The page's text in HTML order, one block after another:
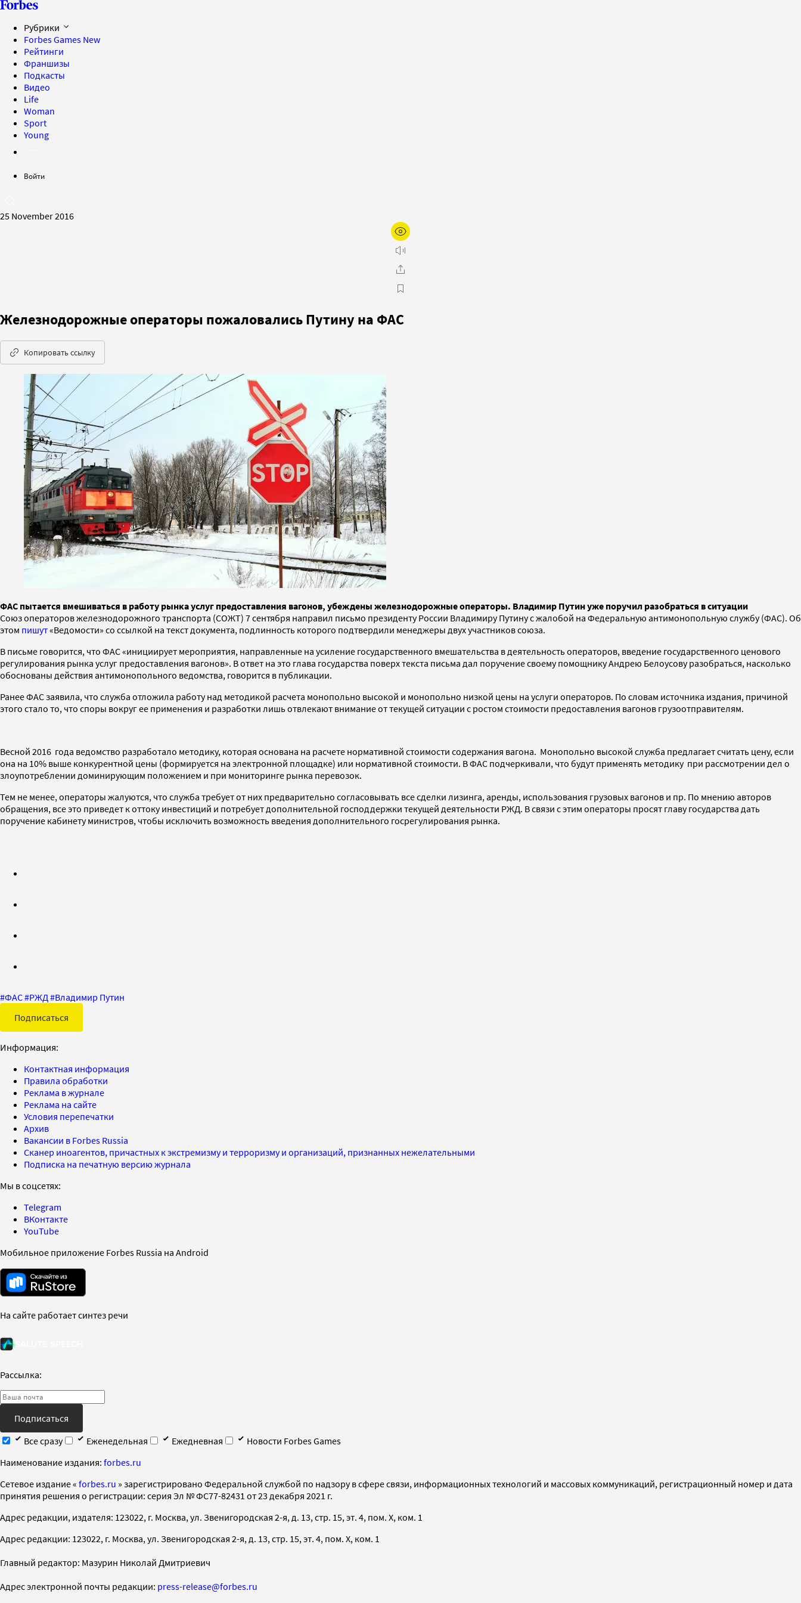
Рубрики
Forbes Games New
Рейтинги
Франшизы
Подкасты
Видео
Life
Woman
Sport
Young
Войти
25 November 2016
Железнодорожные операторы пожаловались Путину на ФАС
Копировать ссылку
ФАС пытается вмешиваться в работу рынка услуг предоставления вагонов, убеждены железнодорожные операторы. Владимир Путин уже поручил разобраться в ситуации
Союз операторов железнодорожного транспорта (СОЖТ) 7 сентября направил письмо президенту России Владимиру Путину с жалобой на Федеральную антимонопольную службу (ФАС). Об
этом пишут«Ведомости» со ссылкой на текст документа, подлинность которого подтвердили менеджеры двух участников союза.
В письме говорится, что ФАС «инициирует мероприятия, направленные на усиление государственного вмешательства в деятельность операторов, введение государственного ценового
регулирования рынка услуг предоставления вагонов». В ответ на это глава государства поверх текста письма дал поручение своему помощнику Андрею Белоусову разобраться, насколько
обоснованы действия антимонопольного ведомства, говорится в публикации.
Ранее ФАС заявила, что служба отложила работу над методикой расчета монопольно высокой и монопольно низкой цены на услуги операторов. По словам источника издания, причиной
этого стало то, что споры вокруг ее применения и разработки лишь отвлекают внимание от текущей ситуации с ростом стоимости предоставления вагонов грузоотправителям.
Весной 2016 года ведомство разработало методику, которая основана на расчете нормативной стоимости содержания вагона. Монопольно высокой служба предлагает считать цену, если
она на 10% выше конкурентной цены (формируется на электронной площадке) или нормативной стоимости. В ФАС подчеркивали, что будут применять методику при рассмотрении дел о
злоупотреблении доминирующим положением и при мониторинге рынка перевозок.
Тем не менее, операторы жалуются, что служба требует от них предварительно согласовывать все сделки лизинга, аренды, использования грузовых вагонов и пр. По мнению авторов
обращения, все это приведет к оттоку инвестиций и потребует дополнительной господдержки текущей деятельности РЖД. В связи с этим операторы просят главу государства дать
поручение кабинету министров, чтобы исключить возможность введения дополнительного госрегулирования рынка.
#ФАС#РЖД #Владимир Путин
Подписаться
Информация:
Контактная информация
Правила обработки
Реклама в журнале
Реклама на сайте
Условия перепечатки
Архив
Вакансии в Forbes Russia
Сканер иноагентов, причастных к экстремизму и терроризму и организаций, признанных нежелательными
Подписка на печатную версию журнала
Мы в соцсетях:
Telegram
ВКонтакте
YouTube
Мобильное приложение Forbes Russia на Android
На сайте работает синтез речи
Рассылка:
Подписаться
Все сразу
Еженедельная Ежедневная
Новости Forbes Games
Наименование издания: forbes.ru
Cетевое издание « forbes.ru » зарегистрировано Федеральной службой по надзору в сфере связи, информационных технологий и массовых коммуникаций, регистрационный номер и дата
принятия решения о регистрации: серия Эл № ФС77-82431 от 23 декабря 2021 г.
Адрес редакции, издателя: 123022, г. Москва, ул. Звенигородская 2-я, д. 13, стр. 15, эт. 4, пом. X, ком. 1
Адрес редакции: 123022, г. Москва, ул. Звенигородская 2-я, д. 13, стр. 15, эт. 4, пом. X, ком. 1
Главный редактор: Мазурин Николай Дмитриевич
Адрес электронной почты редакции: press-release@forbes.ru